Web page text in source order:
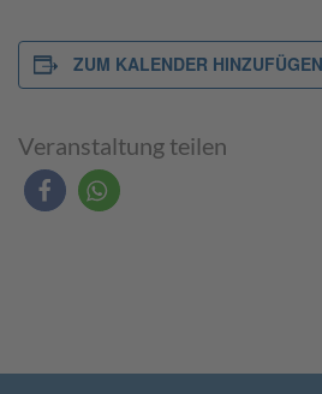
ZUM KALENDER HINZUFÜGEN
Veranstaltung teilen